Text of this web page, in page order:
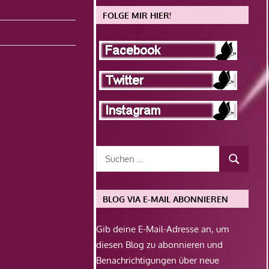
FOLGE MIR HIER!
BLOG VIA E-MAIL ABONNIEREN
Gib deine E-Mail-Adresse an, um
diesen Blog zu abonnieren und
Benachrichtigungen über neue